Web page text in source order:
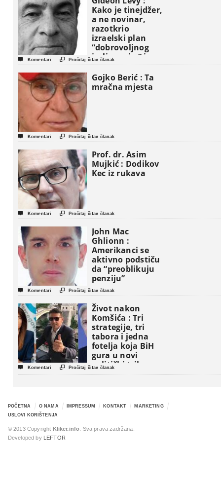
Kako je tinejdžer,
a ne novinar,
razotkrio
izraelski plan
“dobrovoljnog
iseljavanja ” iz
Gaze
 Komentari  Pročitaj čitav članak
Gojko Berić : Ta
mračna mjesta
 Komentari  Pročitaj čitav članak
Prof. dr. Asim
Mujkić : Dodikov
Kec iz rukava
 Komentari  Pročitaj čitav članak
John Mac
Ghlionn :
Amerikanci se
aktivno podstiču
da “preoblikuju
penziju”
 Komentari  Pročitaj čitav članak
Život nakon
Komšića : Tri
strategije, tri
tabora i jedna
fotelja koja BiH
gura u novi
politički triler
 Komentari  Pročitaj čitav članak
POČETNA O NAMA IMPRESSUM KONTAKT
MARKETING
USLOVI KORIŠTENJA
© 2013 Copyright Kliker.info . Sva prava zadržana.
Developed by
LEFTOR